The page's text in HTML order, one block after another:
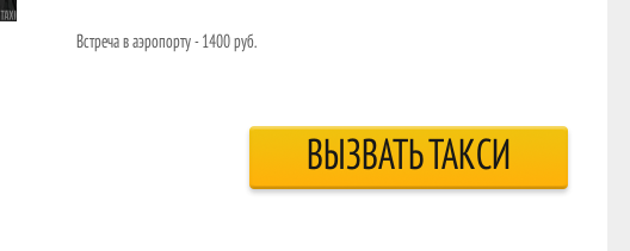
Встреча в аэропорту - 1400 руб.
ВЫЗВАТЬ ТАКСИ